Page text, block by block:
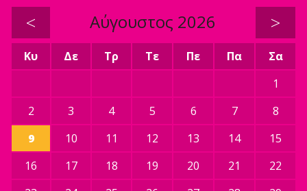
< Αύγουστος 2026 >
Κυ Δε Τρ Τε Πε Πα
Σα
1
2
3 4 5 6 7
8
9
10 11 12 13 14
15
16
17 18 19 20 21
22